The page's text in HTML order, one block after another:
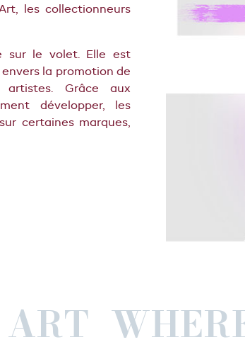
les collectionneurs
sur le volet. Elle est
la promotion de
Grâce aux
développer, les
certaines marques,
ART